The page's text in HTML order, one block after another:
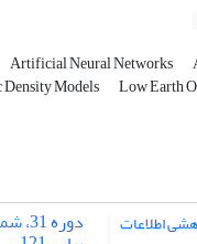
Artificial Neural Networks
Models Low Earth